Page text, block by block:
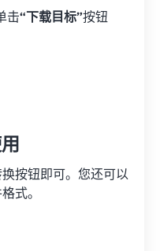
击“下载目标”按钮
按钮即可。您还可以
式。